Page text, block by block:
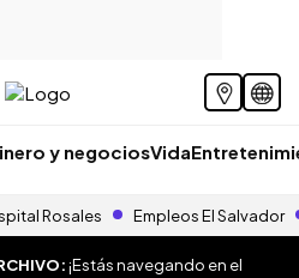
y negociosVida
Rosales Empleos El Salvador
¡Estás navegando en el